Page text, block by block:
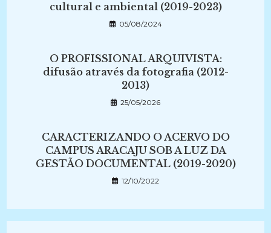
cultural e ambiental (2019-2023)
05/08/2024
O PROFISSIONAL ARQUIVISTA:
difusão através da fotografia (2012-
2013)
25/05/2026
CARACTERIZANDO O ACERVO DO
CAMPUS ARACAJU SOB A LUZ DA
GESTÃO DOCUMENTAL (2019-2020)
12/10/2022